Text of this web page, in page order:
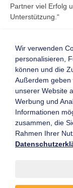
Partner viel Erfolg
Unterstützung.“
Zurück
Homepage
Kontaktformular
Newsletter
Archiv
Messen &
Wir verwenden
personalisieren,
können und die
Außerdem geben
unserer Website
Werbung und
Informationen
zusammen, die
Rahmen Ihrer